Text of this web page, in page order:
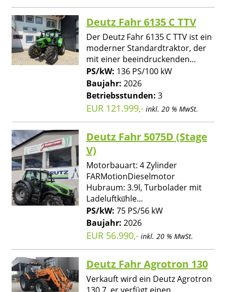
Deutz Fahr 6135 C TTV
Der Deutz Fahr 6135 C TTV ist ein
moderner Standardtraktor, der
mit einer beeindruckenden...
PS/kW: 136 PS/100 kW
Baujahr: 2026
Betriebsstunden: 3
EUR 121.999,- inkl. 20 % MwSt.
Deutz Fahr 5075D (Stage
V)
Motorbauart: 4 Zylinder
FARMotionDieselmotor
Hubraum: 3.9l, Turbolader mit
Ladeluftkü̈hle...
PS/kW: 75 PS/56 kW
Baujahr: 2026
EUR 56.990,- inkl. 20 % MwSt.
Deutz Fahr Agrotron 130
Verkauft wird ein Deutz Agrotron